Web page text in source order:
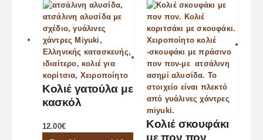
Κολιέ γατούλα με
κασκόλ
12.00€
Κολιέ σκουφάκι
με πον πον